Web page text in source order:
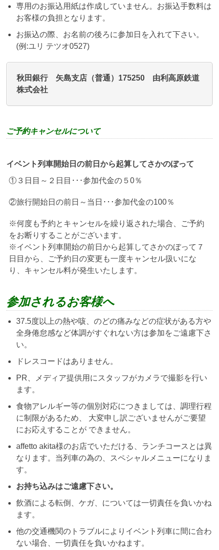
専用のお振込用紙は作成していません。お振込手数料は
お客様の負担となります。
お振込の際、お名前の後ろに参加日を入れて下さい。
(例:ユリ テツオ0527)
秋田銀行 矢島支店（普通）175250 由利高原鉄道
株式会社
ご予約キャンセルについて
イベント列車開始日の前日から起算してさかのぼって
①３日目～２日目･･･参加代金の５0％
②旅行開始日の前日～当日･･･参加代金の100％
※何度も予約とキャンセルを繰り返された場合、ご予約
をお断りすることがございます。
※イベント列車開始の前日から起算してさかのぼって７
日目から、ご予約日の変更も一度キャンセル扱いにな
り、キャンセル料が発生いたします。
参加されるお客様へ
37.5度以上の熱や咳、のどの痛みなどの症状がある方や
全身倦怠感など体調がすぐれない方は参加をご遠慮下さ
い。
ドレスコードはありません。
PR、メディア提供用にスタッフがカメラで撮影を行い
ます。
食物アレルギー等の個別対応につきましては、調理行程
に制限があるため、 大変申し訳ございませんがご要望
にお応えすることが できません。
affetto akita様のお店でいただける、ランチコースとは異
なります。当列車の為の、スペシャルメニューになりま
す。
お持ち込みはご遠慮下さい。
飲酒による転倒、ケガ、については一切責任を負いかね
ます。
他の交通機関のトラブルによりイベント列車に間に合わ
ない場合、一切責任を負いかねます。